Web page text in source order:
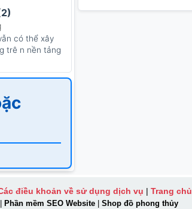
có thể xây
trê n nền tảng
điều khoản về sử dụng dịch vụ | Trang chủ
Phần mềm SEO Website Shop đồ phong thủy